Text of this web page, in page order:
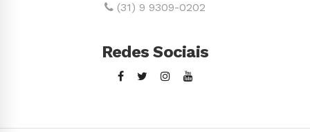
(31) 9 9309-0202
Redes Sociais